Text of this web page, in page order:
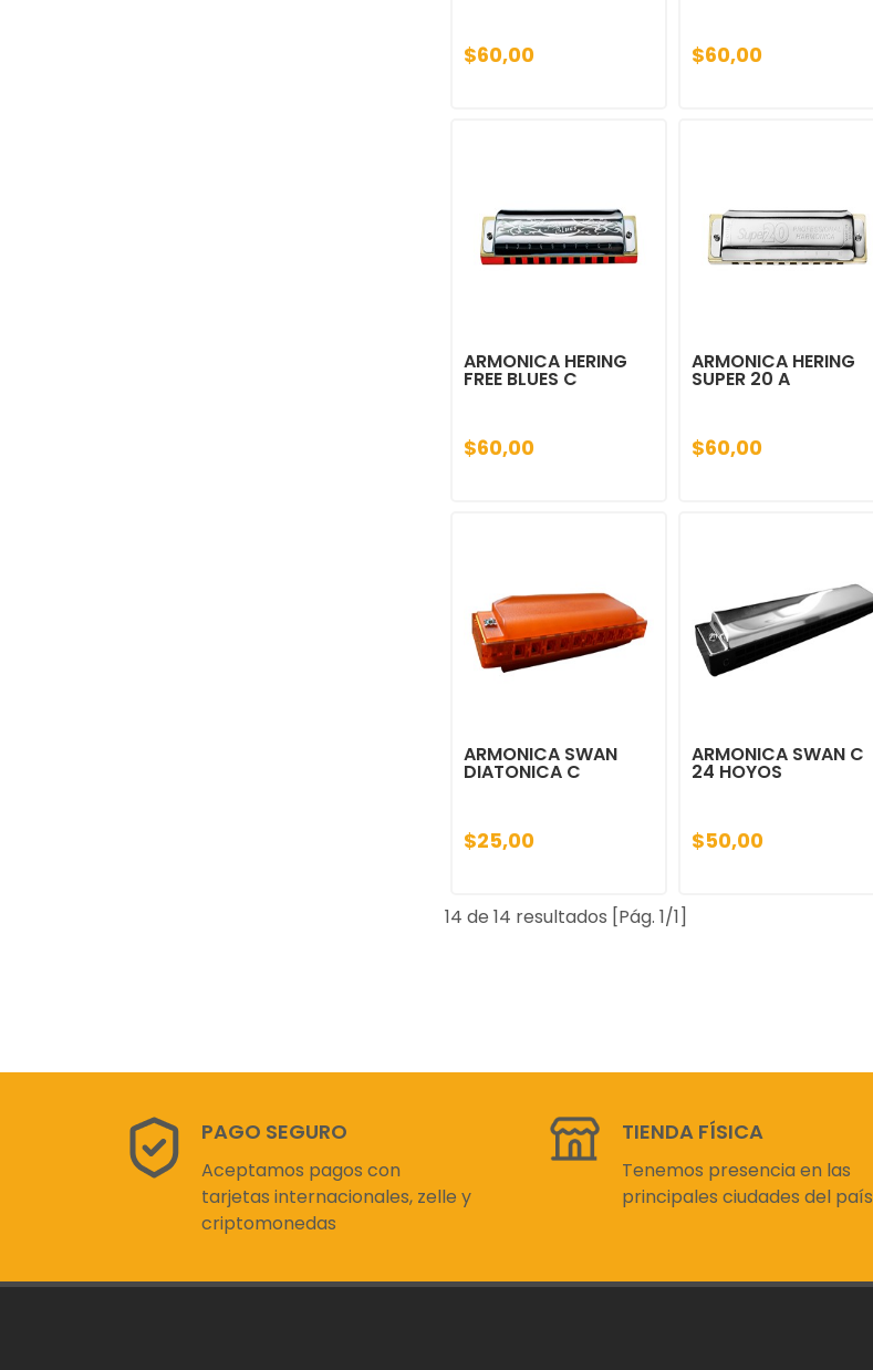
$60,00 $60,00
ARMONICA HERING
FREE BLUES C
$60,00
ARMONICA HERING
SUPER 20 A
$60,00
ARMONICA SWAN
DIATONICA C
$25,00
ARMONICA SWAN C
24 HOYOS
$50,00
14 de 14 resultados [Pág. 1/1]
PAGO SEGURO
Aceptamos pagos con
tarjetas internacionales, zelle y
criptomonedas
TIENDA FÍSICA
Tenemos presencia en las
principales ciudades del país